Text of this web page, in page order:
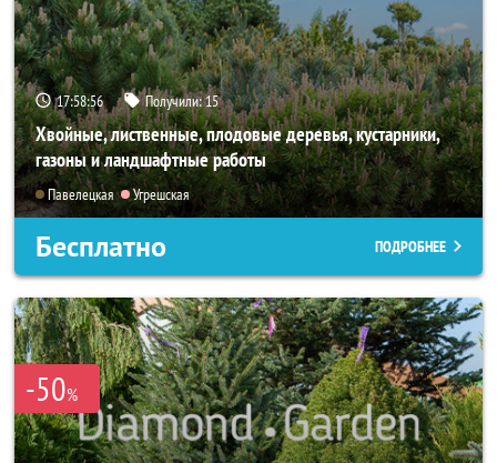
17:58:55 Получили:15
Хвойные, лиственные, плодовые деревья, кустарники,
газоны и ландшафтные работы
Павелецкая Угрешская
Бесплатно ПОДРОБНЕЕ
-50%